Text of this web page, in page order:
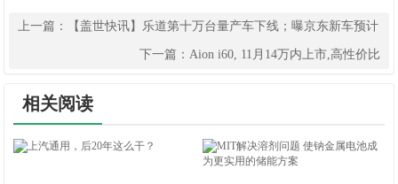
上一篇： 【盖世快讯】乐道第十万台量产车下线；曝京东新车预计
定价在10万至12万之间下一篇： Aion i60, 11月14万内上市,高性价比
相关阅读